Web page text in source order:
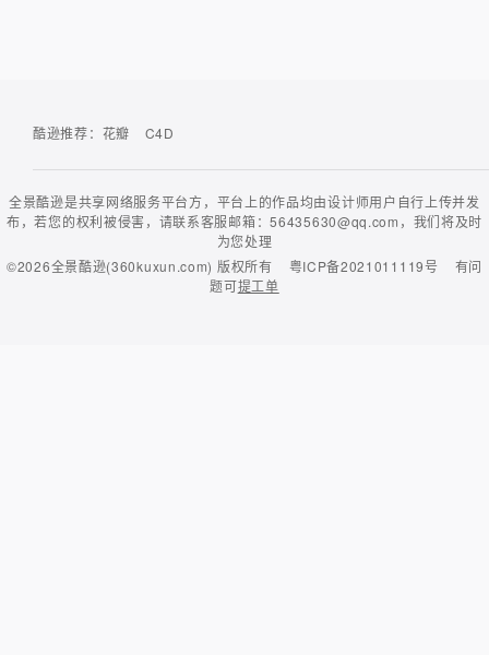
酷逊推荐： 花瓣 C4D
全景酷逊是共享网络服务平台方，平台上的作品均由设计师用户自行上传并发
布，若您的权利被侵害，请联系客服邮箱：56435630@qq.com，我们将及时
为您处理
©2026全景酷逊(360kuxun.com) 版权所有 粤ICP备2021011119号
有问
题可提工单